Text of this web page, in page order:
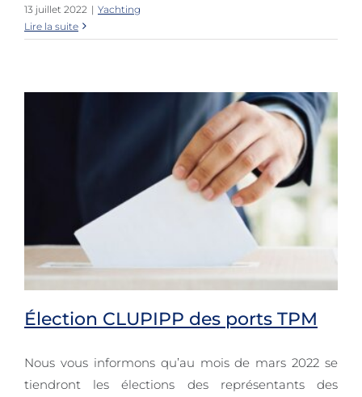
13 juillet 2022 | Yachting
Lire la suite
Élection CLUPIPP des ports TPM
Nous vous informons qu’au mois de mars 2022 se
tiendront les élections des représentants des